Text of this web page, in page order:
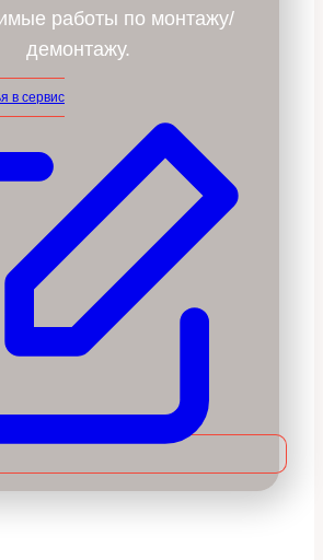
работы по монтажу/
демонтажу.
в сервис